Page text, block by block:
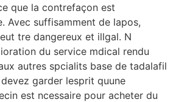
que la contrefaçon est
Avec suffisamment de lapos,
tre dangereux et illgal. N
du service mdical rendu
autres spcialits base de tadalafil
garder lesprit quune
est ncessaire pour acheter du